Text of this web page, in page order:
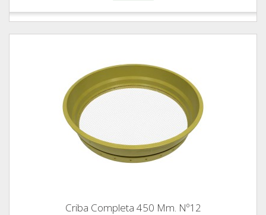
Criba Completa 450 Mm. Nº12